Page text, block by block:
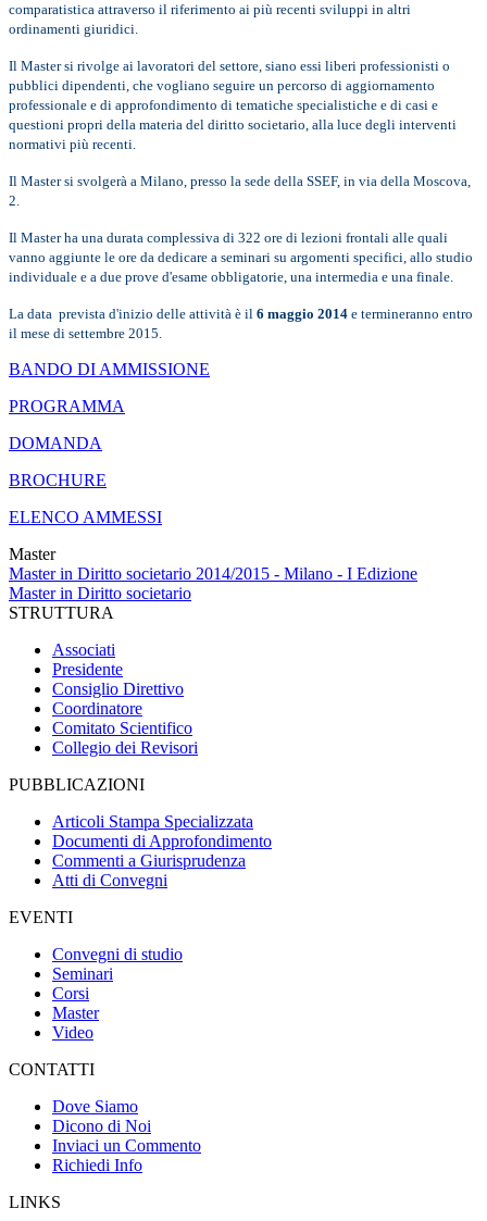
comparatistica attraverso il riferimento ai più recenti sviluppi in altri
ordinamenti giuridici.
Il Master si rivolge ai lavoratori del settore, siano essi liberi professionisti o
pubblici dipendenti, che vogliano seguire un percorso di aggiornamento
professionale e di approfondimento di tematiche specialistiche e di casi e
questioni propri della materia del diritto societario, alla luce degli interventi
normativi più recenti.
Il Master si svolgerà a Milano, presso la sede della SSEF, in via della Moscova,
2.
Il Master ha una durata complessiva di 322 ore di lezioni frontali alle quali
vanno aggiunte le ore da dedicare a seminari su argomenti specifici, allo studio
individuale e a due prove d'esame obbligatorie, una intermedia e una finale.
La data prevista d'inizio delle attività è il 6 maggio 2014 e termineranno entro
il mese di settembre 2015.
BANDO DI AMMISSIONE
PROGRAMMA
DOMANDA
BROCHURE
ELENCO AMMESSI
Master
Master in Diritto societario 2014/2015 - Milano - I Edizione
Master in Diritto societario
STRUTTURA
Associati
Presidente
Consiglio Direttivo
Coordinatore
Comitato Scientifico
Collegio dei Revisori
PUBBLICAZIONI
Articoli Stampa Specializzata
Documenti di Approfondimento
Commenti a Giurisprudenza
Atti di Convegni
EVENTI
Convegni di studio
Seminari
Corsi
Master
Video
CONTATTI
Dove Siamo
Dicono di Noi
Inviaci un Commento
Richiedi Info
LINKS